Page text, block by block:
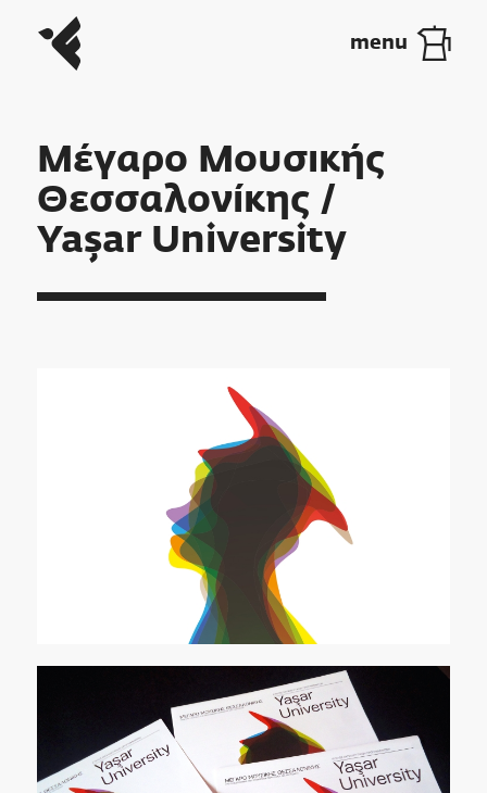
Μέγαρο Μουσικής
Θεσσαλονίκης /
Yaşar University